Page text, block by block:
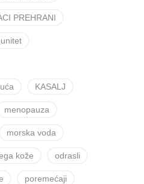
PREHRANI
KASALJ
menopauza
morska voda
kože odrasli
poremećaji